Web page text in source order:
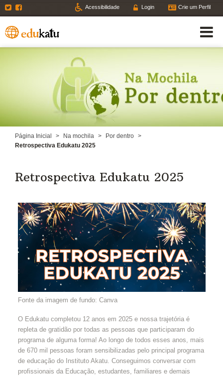
Twitter Acessibilidade Login Crie um Perfil
Página Inicial > Na mochila > Por dentro >
Retrospectiva Edukatu 2025
Retrospectiva Edukatu 2025
Fonte da imagem de fundo: Canva
O Edukatu completou 12 anos em 2025 e nossa trajetória é
repleta de gratidão por todas as pessoas que participaram do
programa de alguma forma! Ao longo de todos esses anos, mais
de 670 mil pessoas foram sensibilizadas pelo principal programa
de educação do Instituto Akatu. Conseguimos conversar com
profissionais da Educação, estudantes, familiares e demais